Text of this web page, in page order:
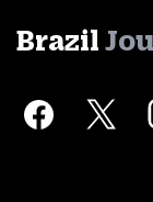
Brazil